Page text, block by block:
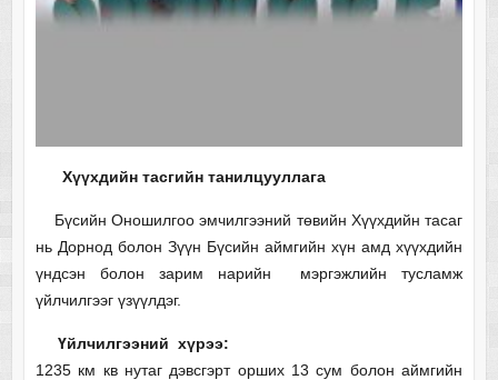
Хүүхдийн тасгийн танилцууллага
Бүсийн Оношилгоо эмчилгээний төвийн Хүүхдийн тасаг
нь Дорнод болон Зүүн Бүсийн аймгийн хүн амд хүүхдийн
үндсэн болон зарим нарийн мэргэжлийн тусламж
үйлчилгээг үзүүлдэг.
Үйлчилгээний хүрээ:
1235 км кв нутаг дэвсгэрт орших 13 сум болон аймгийн